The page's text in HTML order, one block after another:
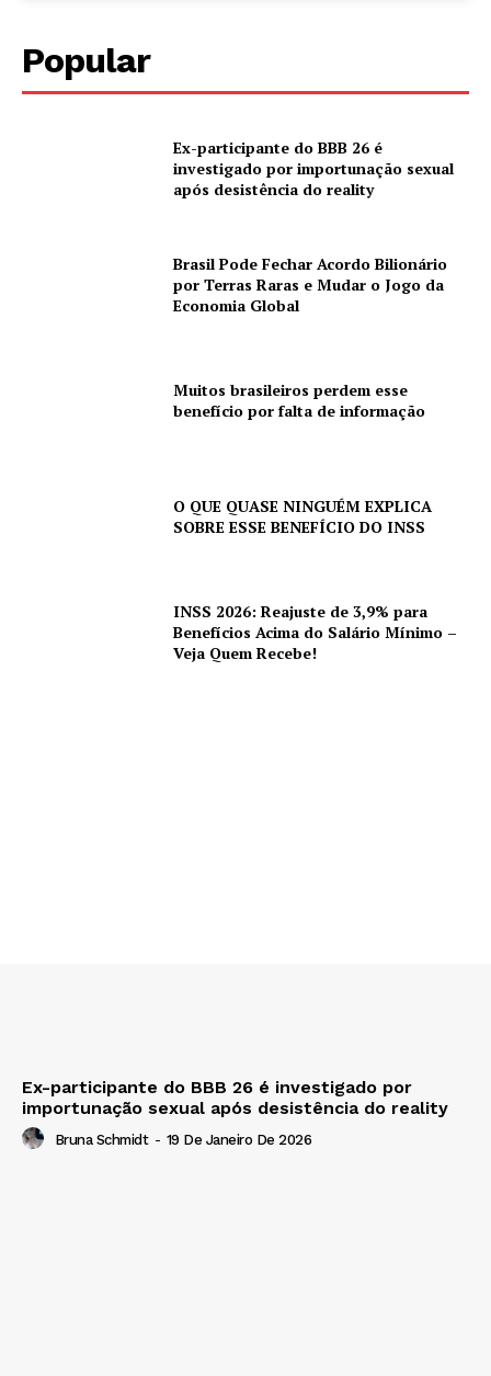
Popular
Ex-participante do BBB 26 é
investigado por importunação sexual
após desistência do reality
Brasil Pode Fechar Acordo Bilionário
por Terras Raras e Mudar o Jogo da
Economia Global
Muitos brasileiros perdem esse
benefício por falta de informação
O QUE QUASE NINGUÉM EXPLICA
SOBRE ESSE BENEFÍCIO DO INSS
INSS 2026: Reajuste de 3,9% para
Benefícios Acima do Salário Mínimo –
Veja Quem Recebe!
Ex-participante do BBB 26 é investigado por
importunação sexual após desistência do reality
Bruna Schmidt - 19 De Janeiro De 2026